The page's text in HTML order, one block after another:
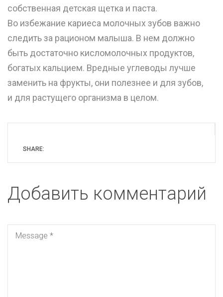
собственная детская щетка и паста.
Во избежание кариеса молочных зубов важно
следить за рационом малыша. В нем должно
быть достаточно кисломолочных продуктов,
богатых кальцием. Вредные углеводы лучше
заменить на фрукты, они полезнее и для зубов,
и для растущего организма в целом.
SHARE:
Добавить комментарий